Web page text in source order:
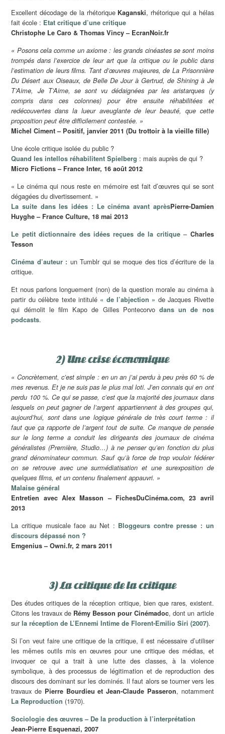
Excellent décodage de la rhétorique Kaganski, rhétorique qui a hélas
fait école : Etat critique d’une critique
Christophe Le Caro & Thomas Vincy – EcranNoir.fr
« Posons cela comme un axiome : les grands cinéastes se sont moins
trompés dans l’exercice de leur art que la critique ou le public dans
l’estimation de leurs films. Tant d’œuvres majeures, de La Prisonnière
Du Désert aux Oiseaux, de Belle De Jour à Gertrud, de Shining à Je
T’Aime, Je T’Aime, se sont vu dédaignées par les aristarques (y
compris dans ces colonnes) pour être ensuite réhabilitées et
redécouvertes dans la lueur aveuglante de leur beauté, que cette
proposition peut être difficilement contestée. »
Michel Ciment – Positif, janvier 2011 (Du trottoir à la vieille fille)
Une école critique isolée du public ?
Quand les intellos réhabilitent Spielberg : mais auprès de qui ?
Micro Fictions – France Inter, 16 août 2012
« Le cinéma qui nous reste en mémoire est fait d’œuvres qui se sont
dégagées du divertissement. »
La suite dans les idées : Le cinéma avant aprèsPierre-Damien
Huyghe – France Culture, 18 mai 2013
Le petit dictionnaire des idées reçues de la critique– Charles
Tesson
Cinéma d’auteur : un Tumblr qui se moque des tics d’écriture de la
critique.
Et nous parlons longuement (non) de la question morale au cinéma à
partir du célèbre texte intitulé « de l’abjection » de Jacques Rivette
qui démolit le film Kapo de Gilles Pontecorvo dans un de nos
podcasts.
2) Une crise économique
« Concrètement, c’est simple : en un an j’ai perdu à peu près 60 % de
mes revenus. Et je ne suis pas le plus mal loti. J’en connais qui en ont
perdu 100 %. Ce qui se passe, c’est que la majorité des journaux dans
lesquels on peut gagner de l’argent appartiennent à des groupes qui,
aujourd’hui, sont dans une logique générale de très court terme : il
faut que ça rapporte de l’argent tout de suite. Ce manque de pensée
sur le long terme a conduit les dirigeants des journaux de cinéma
généralistes (Première, Studio…) à ne penser qu’en fonction du plus
grand dénominateur commun. Sauf qu’à force de trop vouloir fédérer
on se retrouve avec une surmédiatisation et une surexposition de
quelques films, et un contenu finalement appauvri. »
Malaise général
Entretien avec Alex Masson – FichesDuCinéma.com, 23 avril
2013
La critique musicale face au Net : Bloggeurs contre presse : un
discours dépassé non ?
Emgenius – Owni.fr, 2 mars 2011
3) La critique de la critique
Des études critiques de la réception critique, bien que rares, existent.
Citons les travaux de Rémy Besson pour Cinémadoc, dont un article
surla réception de L’Ennemi Intime de Florent-Emilio Siri (2007).
Si l’on veut faire une critique de la critique, il est nécessaire d’utiliser
les mêmes outils mis en œuvres pour une critique des médias, et
invoquer ce qui a trait à une lutte des classes, à la violence
symbolique, à des processus de légitimation et de reproduction des
discours des dominant sur les dominés. Il faut alors se tourner vers les
travaux de Pierre Bourdieu et Jean-Claude Passeron, notamment
La Reproduction (1970).
Sociologie des œuvres – De la production à l’interprétation
Jean-Pierre Esquenazi, 2007